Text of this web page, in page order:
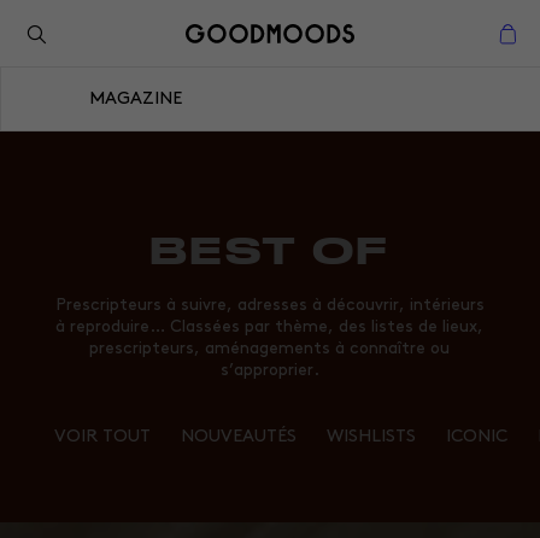
MAGAZINE
BEST OF
Prescripteurs à suivre, adresses à découvrir, intérieurs
à reproduire… Classées par thème, des listes de lieux,
prescripteurs, aménagements à connaître ou
s’approprier.
VOIR TOUT NOUVEAUTÉS WISHLISTS ICONIC
Retour à l'inspiration